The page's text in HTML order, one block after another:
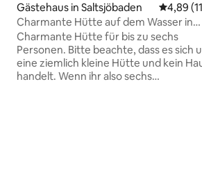
Gästehaus in Saltsjöbaden
4,89
Charmante Hütte auf dem Wasser in
Saltsjöbaden
Charmante Hütte für bis zu sechs
Personen. Bitte beachte, dass es sich
eine ziemlich kleine Hütte und kein
handelt. Wenn ihr also sechs